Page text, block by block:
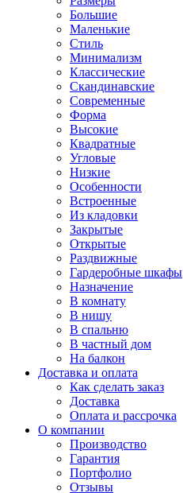
Большие
Маленькие
Стиль
Минимализм
Классические
Скандинавские
Современные
Форма
Высокие
Квадратные
Угловые
Низкие
Особенности
Встроенные
Из кладовки
Закрытые
Открытые
Раздвижные
Гардеробные шкафы
Назначение
В комнату
В нишу
В спальню
В частный дом
На балкон
Доставка и оплата
Как сделать заказ
Доставка
Оплата и рассрочка
О компании
Производство
Гарантия
Портфолио
Отзывы